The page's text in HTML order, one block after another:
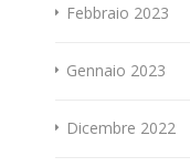
Febbraio 2023
Gennaio 2023
Dicembre 2022